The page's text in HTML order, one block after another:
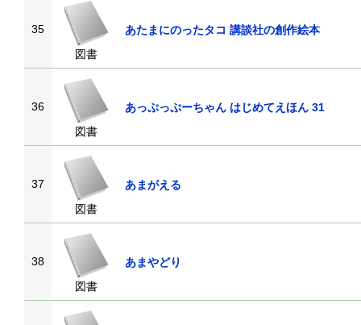
35
図書
あたまにのったタコ 講談社の創作絵本
36
図書
あっぷっぷーちゃん はじめてえほん 31
37
図書
あまがえる
38
図書
あまやどり